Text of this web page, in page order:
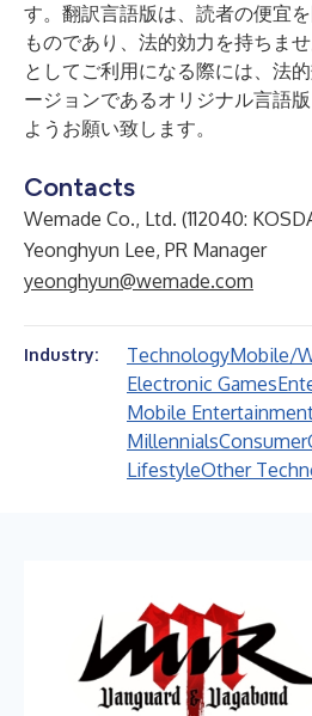
す。翻訳言語版は、読者の便宜
ものであり、法的効力を持ちま
としてご利用になる際には、法
ージョンであるオリジナル言語
ようお願い致します。
Contacts
Wemade Co., Ltd. (112040:
Yeonghyun Lee, PR Manager
yeonghyun@wemade.com
Industry: TechnologyMobile/
Electronic Games
Mobile
MillennialsConsumer
LifestyleOther